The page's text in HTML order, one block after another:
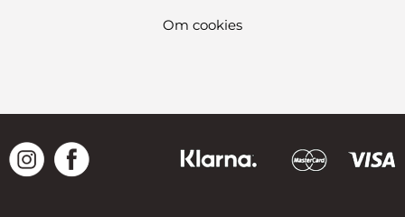
Om cookies